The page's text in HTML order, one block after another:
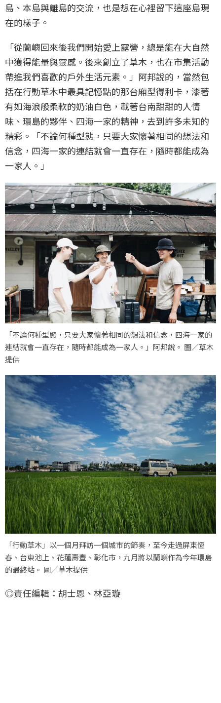
島、本島與離島的交流，也是想在心裡留下這座島現
在的樣子。
「從蘭嶼回來後我們開始愛上露營，總是能在大自然
中獲得能量與靈感。後來創立了草木，也在市集活動
帶進我們喜歡的戶外生活元素。」阿邦說的，當然包
括在行動草木中最具記憶點的那台廂型得利卡，漆著
有如海浪般柔軟的奶油白色，載著台南甜甜的人情
味、環島的夥伴、四海一家的精神，去到許多未知的
精彩。「不論何種型態，只要大家懷著相同的想法和
信念，四海一家的連結就會一直存在，隨時都能成為
一家人。」
「不論何種型態，只要大家懷著相同的想法和信念，四海一家的
連結就會一直存在，隨時都能成為一家人。」阿邦說。 圖／草木
提供
「行動草木」以一個月拜訪一個城市的節奏，至今走過屏東恆
春、台東池上、花蓮壽豐、彰化市，九月將以蘭嶼作為今年環島
的最終站。 圖／草木提供
◎責任編輯：胡士恩、林亞璇